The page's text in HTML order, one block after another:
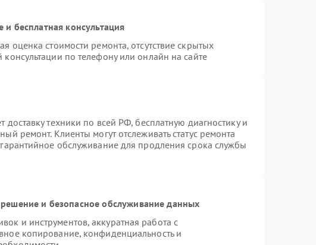
бесплатная консультация
оценка стоимости ремонта, отсутствие скрытых
по телефону или онлайн на сайте
доставку техники по всей РФ, бесплатную диагностику и
ремонт. Клиенты могут отслеживать статус ремонта
обслуживание для продления срока службы
и безопасное обслуживание данных
и инструментов, аккуратная работа с
копирование, конфиденциальность и